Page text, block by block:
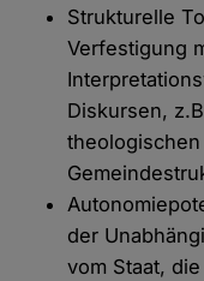
Strukturelle
Verfestigung
Diskursen,
der
vom Staat,